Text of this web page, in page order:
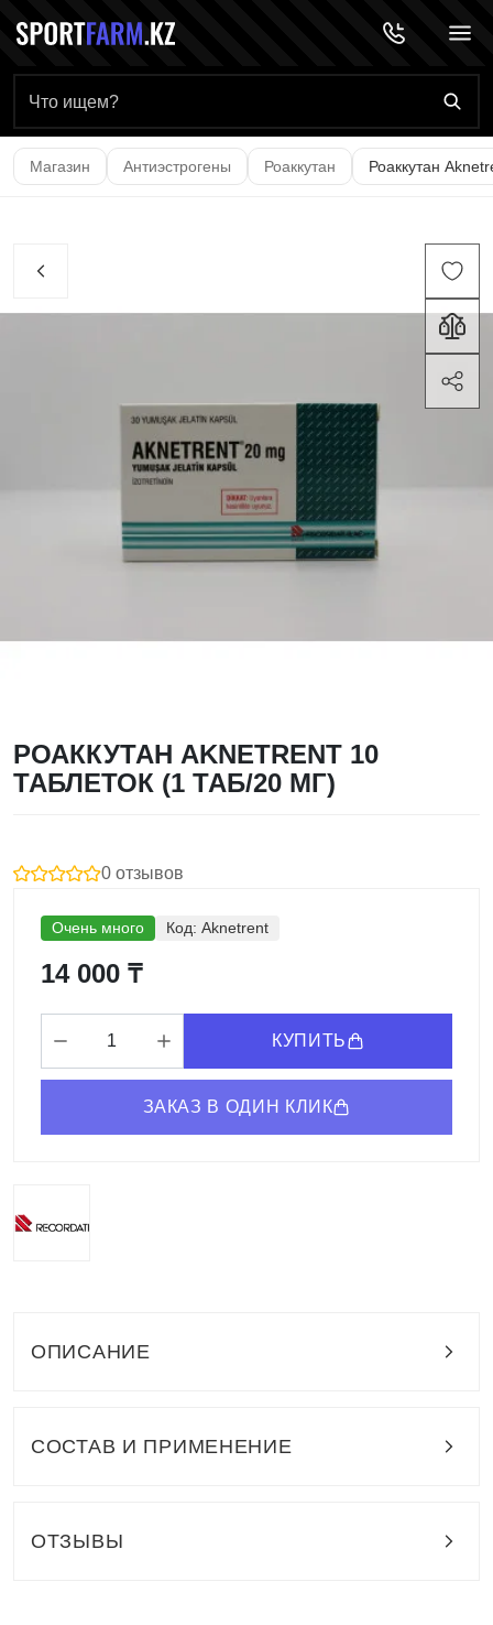
Главная страница
Магазин Антиэстрогены Роаккутан Роаккутан
РОАККУТАН AKNETRENT 10
ТАБЛЕТОК (1 ТАБ/20 МГ)
0 отзывов
Очень много Код: Aknetrent
14 000 ₸
КУПИТЬ
ЗАКАЗ В ОДИН КЛИК
ОПИСАНИЕ
СОСТАВ И ПРИМЕНЕНИЕ
ОТЗЫВЫ